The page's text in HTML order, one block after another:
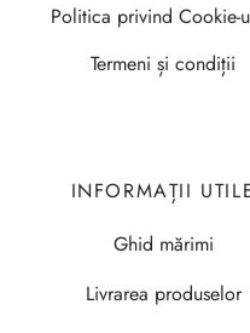
Politica privind Cookie-
Termeni și condiții
INFORMAȚII
Ghid mărimi
Livrarea produselor